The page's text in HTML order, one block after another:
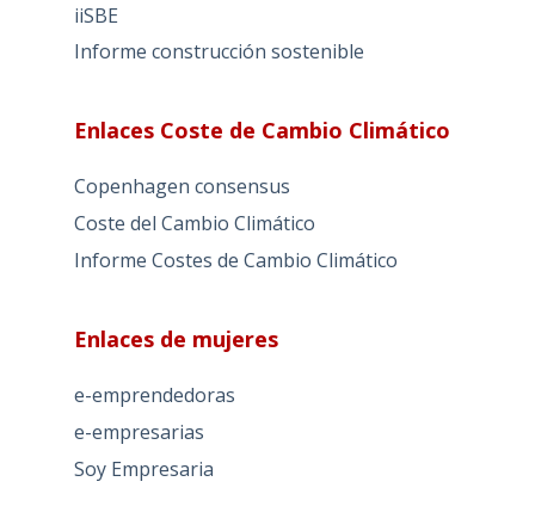
iiSBE
Informe construcción sostenible
Enlaces Coste de Cambio Climático
Copenhagen consensus
Coste del Cambio Climático
Informe Costes de Cambio Climático
Enlaces de mujeres
e-emprendedoras
e-empresarias
Soy Empresaria